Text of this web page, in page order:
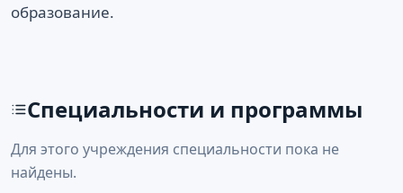
образование.
Специальности и программы
Для этого учреждения специальности пока не
найдены.